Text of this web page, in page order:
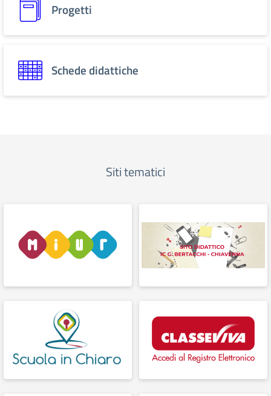
Progetti
Schede didattiche
Siti tematici